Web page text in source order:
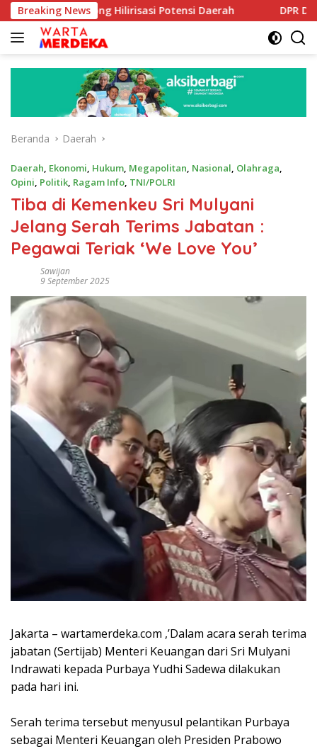
Langsung
ke
konten
Breaking News
Hilirisasi Potensi Daerah DPR Dorong
Beranda Daerah
Daerah, Ekonomi, Hukum, Megapolitan, Nasional, Olahraga,
Opini, Politik, Ragam Info, TNI/POLRI
‎Tiba di Kemenkeu Sri Mulyani
Jelang Serah Terims Jabatan :
Pegawai Teriak ‘We Love You’ ‎
Sawijan
9 September 2025
Jakarta – wartamerdeka.com ,’Dalam acara serah terima
jabatan (Sertijab) Menteri Keuangan dari Sri Mulyani
Indrawati kepada Purbaya Yudhi Sadewa dilakukan
pada hari ini.
‎Serah terima tersebut menyusul pelantikan Purbaya
sebagai Menteri Keuangan oleh Presiden Prabowo